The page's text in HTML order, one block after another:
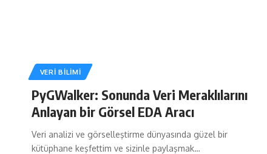
VERI BILIMI
PyGWalker: Sonunda Veri Meraklılarını
Anlayan bir Görsel EDA Aracı
Veri analizi ve görselleştirme dünyasında güzel bir
kütüphane keşfettim ve sizinle paylaşmak…